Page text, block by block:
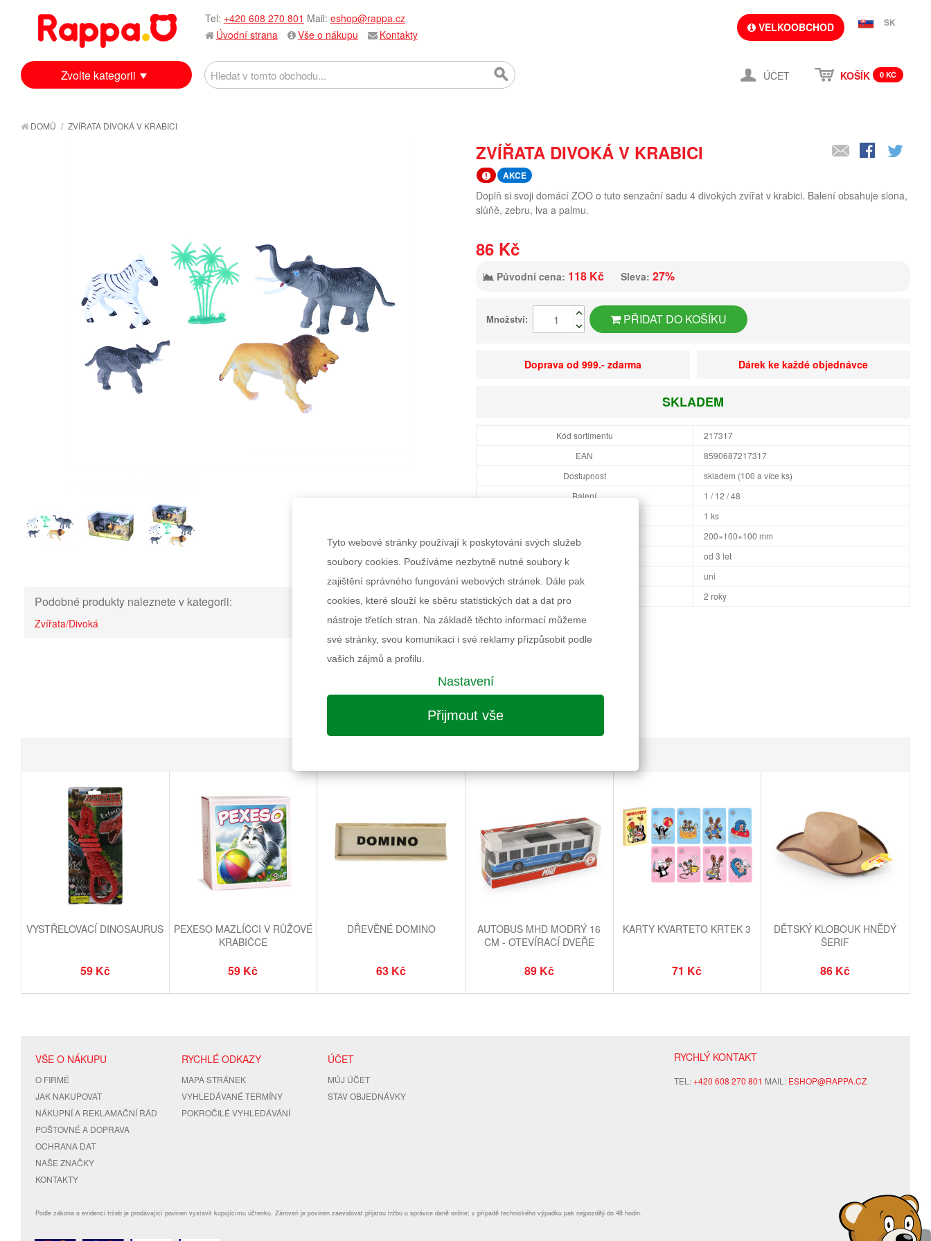
Tel: +420 608 270 801 Mail: eshop@rappa.cz
Úvodní strana
Vše o nákupu Kontakty
VELKOOBCHOD SK
ÚČET KOŠÍK 0 KČ
Zvolte kategorii
DOMŮ / ZVÍŘATA DIVOKÁ V KRABICI
Podobné produkty naleznete v kategorii:
Zvířata/Divoká
ZVÍŘATA DIVOKÁ V KRABICI
AKCE
Doplň si svoji domácí ZOO o tuto senzační sadu 4 divokých zvířat v krabici. Balení obsahuje slona,
slůňě, zebru, lva a palmu.
86 Kč
Původní cena: 118 Kč Sleva: 27%
Množství: PŘIDAT DO KOŠÍKU
Doprava od 999.- zdarma Dárek ke každé objednávce
SKLADEM
Kód sortimentu
217317
EAN
8590687217317
Dostupnost
skladem (100 a více ks)
Balení
1 / 12 / 48
1 ks
200×100×100 mm
Doporučený věk
od 3 let
Pohlaví
uni
2 roky
Informace k výrobku
VYSTŘELOVACÍ DINOSAURUS
59 Kč
PEXESO MAZLÍČCI V RŮŽOVÉ
KRABIČCE
59 Kč
DŘEVĚNÉ DOMINO
63 Kč
AUTOBUS MHD MODRÝ 16
CM - OTEVÍRACÍ DVEŘE
89 Kč
KARTY KVARTETO KRTEK 3
71 Kč
DĚTSKÝ KLOBOUK HNĚDÝ
ŠERIF
86 Kč
RYCHLÝ KONTAKT
TEL:+420 608 270 801 MAIL: ESHOP@RAPPA.CZ
VŠE O NÁKUPU
O FIRMĚ
JAK NAKUPOVAT
NÁKUPNÍ A REKLAMAČNÍ ŘÁD
POŠTOVNÉ A DOPRAVA
OCHRANA DAT
NAŠE ZNAČKY
KONTAKTY
RYCHLÉ ODKAZY
MAPA STRÁNEK
VYHLEDÁVANÉ TERMÍNY
POKROČILÉ VYHLEDÁVÁNÍ
ÚČET
MŮJ ÚČET
STAV OBJEDNÁVKY
Podle zákona o evidenci tržeb je prodávající povinen vystavit kupujícímu účtenku. Zároveň je povinen zaevidovat přijatou tržbu u správce daně online; v případě technického výpadku pak nejpozději do 48 hodin.
Tyto webové stránky používají k poskytování svých služeb
soubory cookies. Používáme nezbytně nutné soubory k
zajištění správného fungování webových stránek. Dále pak
cookies, které slouží ke sběru statistických dat a dat pro
nástroje třetích stran. Na základě těchto informací můžeme
své stránky, svou komunikaci i své reklamy přizpůsobit podle
vašich zájmů a profilu.
Nastavení
Přijmout vše